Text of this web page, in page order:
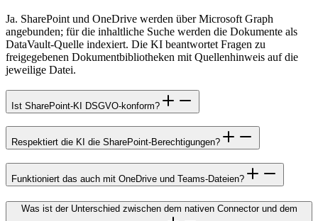
Ja. SharePoint und OneDrive werden über Microsoft Graph
angebunden; für die inhaltliche Suche werden die Dokumente als
DataVault-Quelle indexiert. Die KI beantwortet Fragen zu
freigegebenen Dokumentbibliotheken mit Quellenhinweis auf die
jeweilige Datei.
Ist SharePoint-KI DSGVO-konform?
Respektiert die KI die SharePoint-Berechtigungen?
Funktioniert das auch mit OneDrive und Teams-Dateien?
Was ist der Unterschied zwischen dem nativen Connector und dem